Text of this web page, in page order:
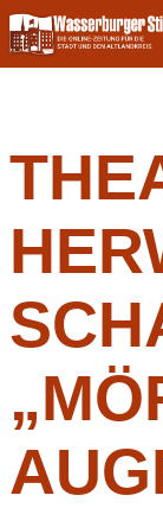
Skip
to
content